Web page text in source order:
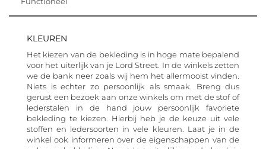
KLEUREN
Het kiezen van de bekleding is in hoge mate bepalend
voor het uiterlijk van je Lord Street. In de winkels zetten
we de bank neer zoals wij hem het allermooist vinden.
Niets is echter zo persoonlijk als smaak. Breng dus
gerust een bezoek aan onze winkels om met de stof of
lederstalen in de hand jouw persoonlijk favoriete
bekleding te kiezen. Hierbij heb je de keuze uit vele
stoffen en ledersoorten in vele kleuren. Laat je in de
winkel ook informeren over de eigenschappen van de